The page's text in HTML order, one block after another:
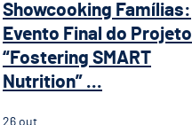
Showcooking Famílias:
Evento Final do Projeto
“Fostering SMART
Nutrition” ...
26 out